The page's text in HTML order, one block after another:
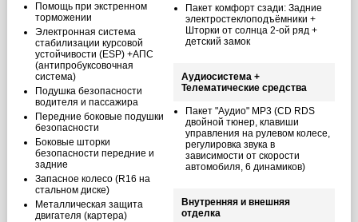
Помощь при экстренном
торможении
Электронная система
стабилизации курсовой
устойчивости (ESP) +АПС
(антипробуксовочная
система)
Подушка безопасности
водителя и пассажира
Передние боковые подушки
безопасности
Боковые шторки
безопасности передние и
задние
Запасное колесо (R16 на
стальном диске)
Металлическая защита
двигателя (картера)
Пакет комфорт сзади: Задние
электростеклоподъёмники +
Шторки от солнца 2-ой ряд +
детский замок
Аудиосистема +
Телематические средства
Пакет "Аудио" MP3 (CD RDS
двойной тюнер, клавиши
управления на рулевом колесе,
регулировка звука в
зависимости от скорости
автомобиля, 6 динамиков)
Внутренняя и внешняя
отделка